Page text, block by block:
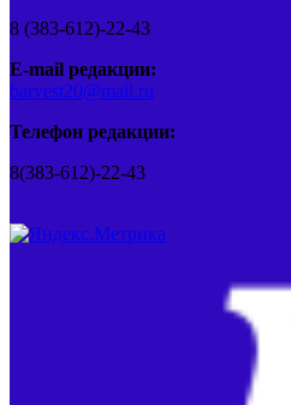
8 (383-612)-22-43
E-mail редакции:
barvest20@mail.ru
Телефон редакции:
8(383-612)-22-43